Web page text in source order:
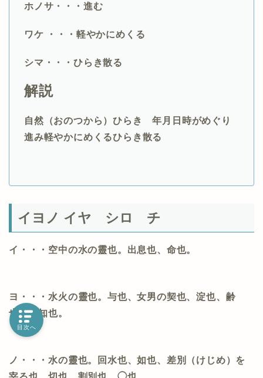
ホノサ・・・進む
ワケ ・・・軽やかにめくる
シマ・・・ひらき散る
解説
自然（おのつから）ひらき 年月日時がめぐり
進み軽やかにめくるひらき散る
イヨノ イヤ シロ チ
イ・・・空中の水の靈也。出息也、命也。
ヨ・・・水火の靈也。与也、女男の契也、淀也、齢
也、下知也。
ノ・・・水の靈也。回水也、如也、差別（けじめ）を
目次へ